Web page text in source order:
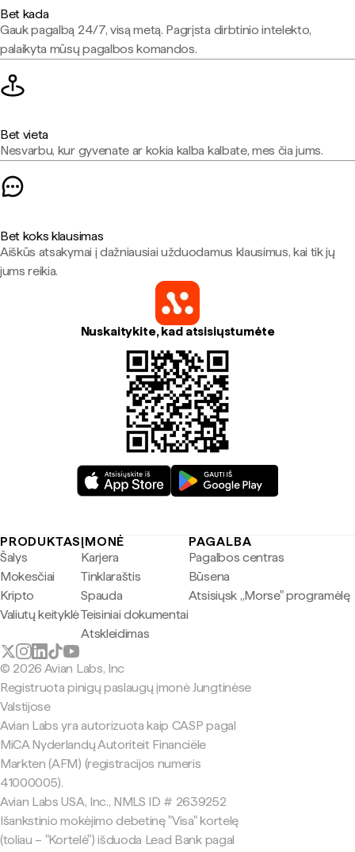
Bet kada
Gauk pagalbą 24/7, visą metą. Pagrįsta dirbtinio intelekto,
palaikyta mūsų pagalbos komandos.
Bet vieta
Nesvarbu, kur gyvenate ar kokia kalba kalbate, mes čia jums.
Bet koks klausimas
Aiškūs atsakymai į dažniausiai užduodamus klausimus, kai tik jų
jums reikia.
Nuskaitykite, kad atsisiųstumėte
PRODUKTAS
Šalys
Mokesčiai
Kripto
Valiutų keityklė
ĮMONĖ
Karjera
Tinklaraštis
Spauda
Teisiniai dokumentai
Atskleidimas
PAGALBA
Pagalbos centras
Būsena
Atsisiųsk „Morse" programėlę
© 2026 Avian Labs, Inc
Registruota pinigų paslaugų įmonė Jungtinėse
Valstijose
Avian Labs yra autorizuota kaip CASP pagal
MiCA Nyderlandų Autoriteit Financiële
Markten (AFM) (registracijos numeris
41000005).
Avian Labs USA, Inc., NMLS ID # 2639252
Išankstinio mokėjimo debetinę "Visa" kortelę
(toliau – "Kortelė") išduoda Lead Bank pagal